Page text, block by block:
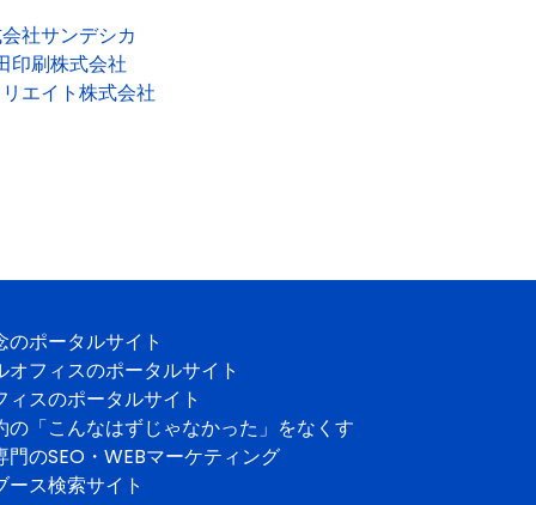
社サンデシカ
印刷株式会社
エイト株式会社
のポータルサイト
オフィスのポータルサイト
ィスのポータルサイト
の「こんなはずじゃなかった」をなくす
門のSEO・WEBマーケティング
ース検索サイト